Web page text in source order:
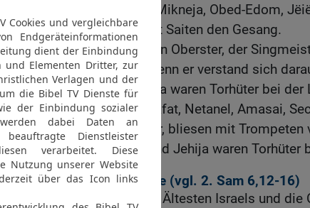
und Mattitja, Elifelehu, Mikneja, Obed-Edom,
leiteten mit Leiern von acht Saiten den Gesang.
22 Kenanja aber, der Leviten Oberster, der
unterwies sie im Singen; denn er verstand sich
Und Berechja und Elkana waren Torhüter bei der
24 Aber Schebanja, Joschafat, Netanel, Amasai,
Benaja, Eliëser, die Priester, bliesen mit Trompeten
Gottes; und Obed-Edom und Jehija waren Torhüter
Der Einzug der Bundeslade (vgl. 2. Sam 6,12-16)
So zogen David und die Ältesten Israels und die